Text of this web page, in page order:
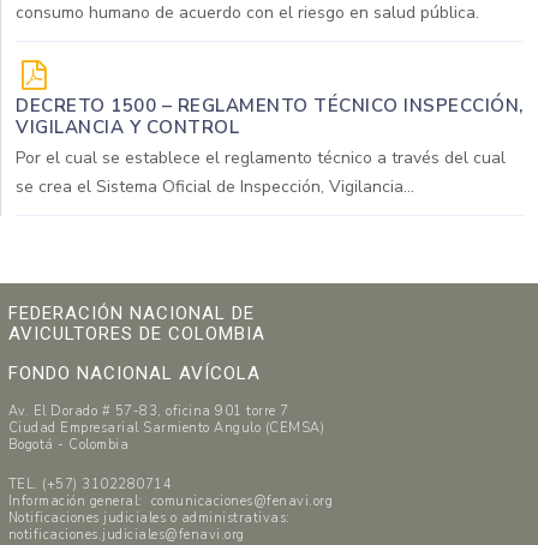
consumo humano de acuerdo con el riesgo en salud pública.
DECRETO 1500 – REGLAMENTO TÉCNICO INSPECCIÓN,
VIGILANCIA Y CONTROL
Por el cual se establece el reglamento técnico a través del cual
se crea el Sistema Oficial de Inspección, Vigilancia...
FEDERACIÓN NACIONAL DE
AVICULTORES DE COLOMBIA
FONDO NACIONAL AVÍCOLA
Av. El Dorado # 57-83, oficina 901 torre 7
Ciudad Empresarial Sarmiento Angulo (CEMSA)
Bogotá - Colombia
TEL. (+57) 3102280714
Información general: comunicaciones@fenavi.org
Notificaciones judiciales o administrativas:
notificaciones.judiciales@fenavi.org